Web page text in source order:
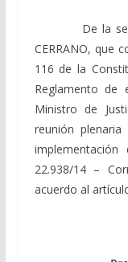
De la señora
CERRANO, que
116 de la
Reglamento de
Ministro de
reunión
implementación
22.938/14 –
acuerdo al